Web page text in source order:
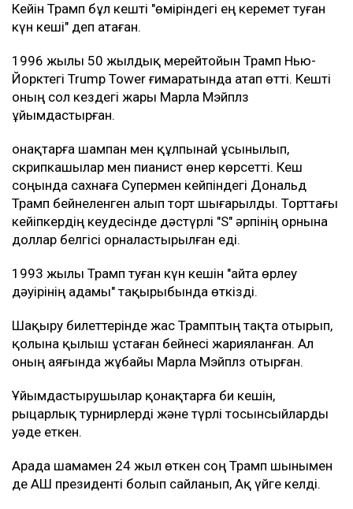
Кейін Трамп бұл кешті "өміріндегі ең керемет туған
күн кеші" деп атаған.
1996 жылы 50 жылдық мерейтойын Трамп Нью-
Йорктегі Trump Tower ғимаратында атап өтті. Кешті
оның сол кездегі жары Марла Мэйплз
ұйымдастырған.
Қонақтарға шампан мен құлпынай ұсынылып,
скрипкашылар мен пианист өнер көрсетті. Кеш
соңында сахнаға Супермен кейпіндегі Дональд
Трамп бейнеленген алып торт шығарылды. Торттағы
кейіпкердің кеудесінде дәстүрлі "S" әрпінің орнына
доллар белгісі орналастырылған еді.
1993 жылы Трамп туған күн кешін "Қайта өрлеу
дәуірінің адамы" тақырыбында өткізді.
Шақыру билеттерінде жас Трамптың тақта отырып,
қолына қылыш ұстаған бейнесі жарияланған. Ал
оның аяғында жұбайы Марла Мэйплз отырған.
Ұйымдастырушылар қонақтарға би кешін,
рыцарлық турнирлерді және түрлі тосынсыйларды
уәде еткен.
Арада шамамен 24 жыл өткен соң Трамп шынымен
де АҚШ президенті болып сайланып, Ақ үйге келді.